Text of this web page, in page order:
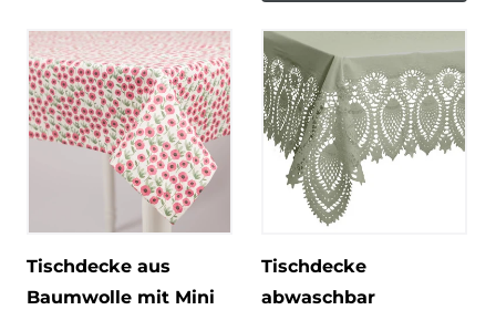
Tischdecke aus
Baumwolle mit Mini
Tischdecke
abwaschbar